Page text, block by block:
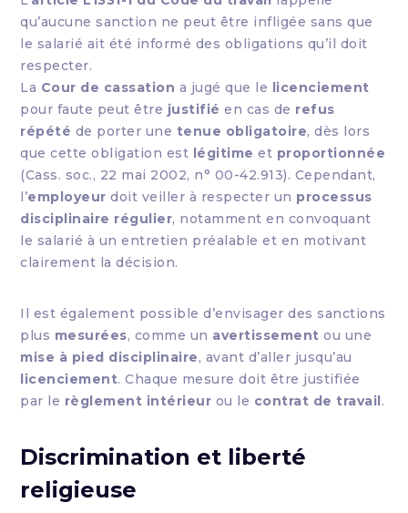
qu’aucune sanction ne peut être infligée sans que
le salarié ait été informé des obligations qu’il doit
respecter.
La Cour de cassation a jugé que le licenciement
pour faute peut être justifié en cas de refus
répété de porter une tenue obligatoire, dès lors
que cette obligation est légitime et proportionnée
(Cass. soc., 22 mai 2002, n° 00-42.913). Cependant,
l’employeur doit veiller à respecter un processus
disciplinaire régulier, notamment en convoquant
le salarié à un entretien préalable et en motivant
clairement la décision.
Il est également possible d’envisager des sanctions
plus mesurées, comme un avertissement ou une
mise à pied disciplinaire, avant d’aller jusqu’au
licenciement. Chaque mesure doit être justifiée
par le règlement intérieur ou le contrat de travail.
Discrimination et liberté
religieuse